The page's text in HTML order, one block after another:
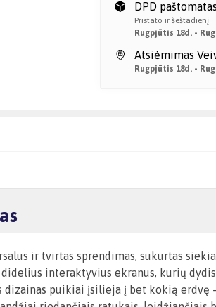
DPD paštomatas
Pristato ir šeštadienį
Rugpjūtis 18d. -
Atsiėmimas
Rugpjūtis 18d. -
ir tvirtas sprendimas, sukurtas
interaktyvius ekranus, kurių
puikiai įsilieja į bet kokią erdvę